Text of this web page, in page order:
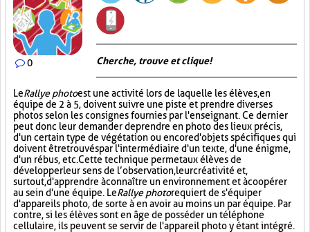
0 Cherche, trouve et clique !
LeRallye photoest une activité lors de laquelle les élèves, en
équipe de 2 à 5, doivent suivre une piste et prendre diverses
photos selon les consignes fournies par l'enseignant. Ce dernier
peut donc leur demander de prendre en photo des lieux précis,
d'un certain type de végétation ou encore d'objets spécifiques qui
doivent être trouvés par l'intermédiaire d'un texte, d'une énigme,
d'un rébus, etc. Cette technique permet aux élèves de
développer leur sens de l’observation, leur créativité et,
surtout, d'apprendre à connaître un environnement et à coopérer
au sein d'une équipe. LeRallye photorequiert de s'équiper
d'appareils photo, de sorte à en avoir au moins un par équipe. Par
contre, si les élèves sont en âge de posséder un téléphone
cellulaire, ils peuvent se servir de l'appareil photo y étant intégré.